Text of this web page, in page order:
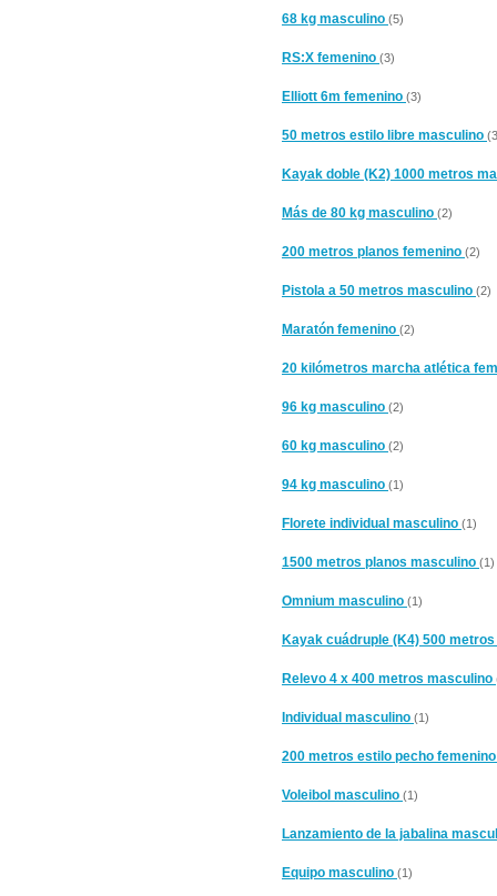
68 kg masculino (5)
RS:X femenino (3)
Elliott 6m femenino (3)
50 metros estilo libre masculino
Kayak doble (K2) 1000 metros
Más de 80 kg masculino (2)
200 metros planos femenino (2)
Pistola a 50 metros masculino (2)
Maratón femenino (2)
20 kilómetros marcha atlética
96 kg masculino (2)
60 kg masculino (2)
94 kg masculino (1)
Florete individual masculino (1)
1500 metros planos masculino (1)
Omnium masculino (1)
Kayak cuádruple (K4) 500
Relevo 4 x 400 metros masculino
Individual masculino (1)
200 metros estilo pecho
Voleibol masculino (1)
Lanzamiento de la jabalina
Equipo masculino (1)